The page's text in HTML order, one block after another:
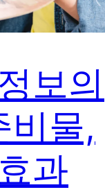
보의
비물,
과